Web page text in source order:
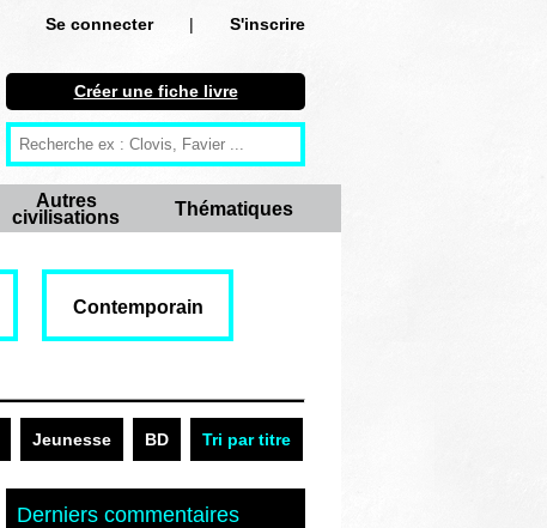
Se connecter |
S'inscrire
S'inscrire
Créer une fiche livre
Antiquité
Moyen Age
Créer une fiche livre
Autres
civilisations
Thématiques
Contemporain
Jeunesse BD Tri par titre
Derniers commentaires